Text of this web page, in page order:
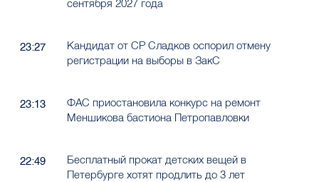
сентября 2027 года
23:27
Кандидат от СР Сладков оспорил отмену
регистрации на выборы в ЗакС
23:13
ФАС приостановила конкурс на ремонт
Меншикова бастиона Петропавловки
22:49
Бесплатный прокат детских вещей в
Петербурге хотят продлить до 3 лет